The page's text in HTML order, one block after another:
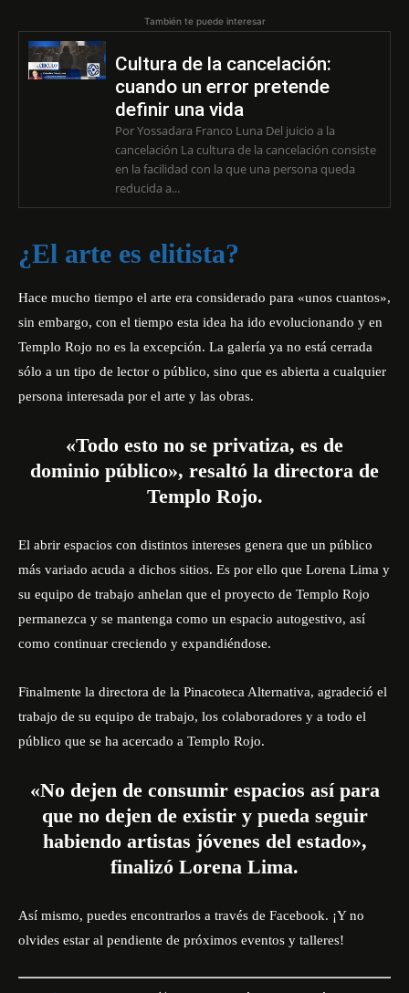
También te puede interesar
Cultura de la cancelación:
cuando un error pretende
definir una vida
Por Yossadara Franco Luna Del juicio a la
cancelación La cultura de la cancelación consiste
en la facilidad con la que una persona queda
reducida a...
¿El arte es elitista?
Hace mucho tiempo el arte era considerado para «unos cuantos»,
sin embargo, con el tiempo esta idea ha ido evolucionando y en
Templo Rojo no es la excepción. La galería ya no está cerrada
sólo a un tipo de lector o público, sino que es abierta a cualquier
persona interesada por el arte y las obras.
«Todo esto no se privatiza, es de
dominio público», resaltó la directora de
Templo Rojo.
El abrir espacios con distintos intereses genera que un público
más variado acuda a dichos sitios. Es por ello que Lorena Lima y
su equipo de trabajo anhelan que el proyecto de Templo Rojo
permanezca y se mantenga como un espacio autogestivo, así
como continuar creciendo y expandiéndose.
Finalmente la directora de la Pinacoteca Alternativa, agradeció el
trabajo de su equipo de trabajo, los colaboradores y a todo el
público que se ha acercado a Templo Rojo.
«No dejen de consumir espacios así para
que no dejen de existir y pueda seguir
habiendo artistas jóvenes del estado»,
finalizó Lorena Lima.
Así mismo, puedes encontrarlos a través de Facebook. ¡Y no
olvides estar al pendiente de próximos eventos y talleres!